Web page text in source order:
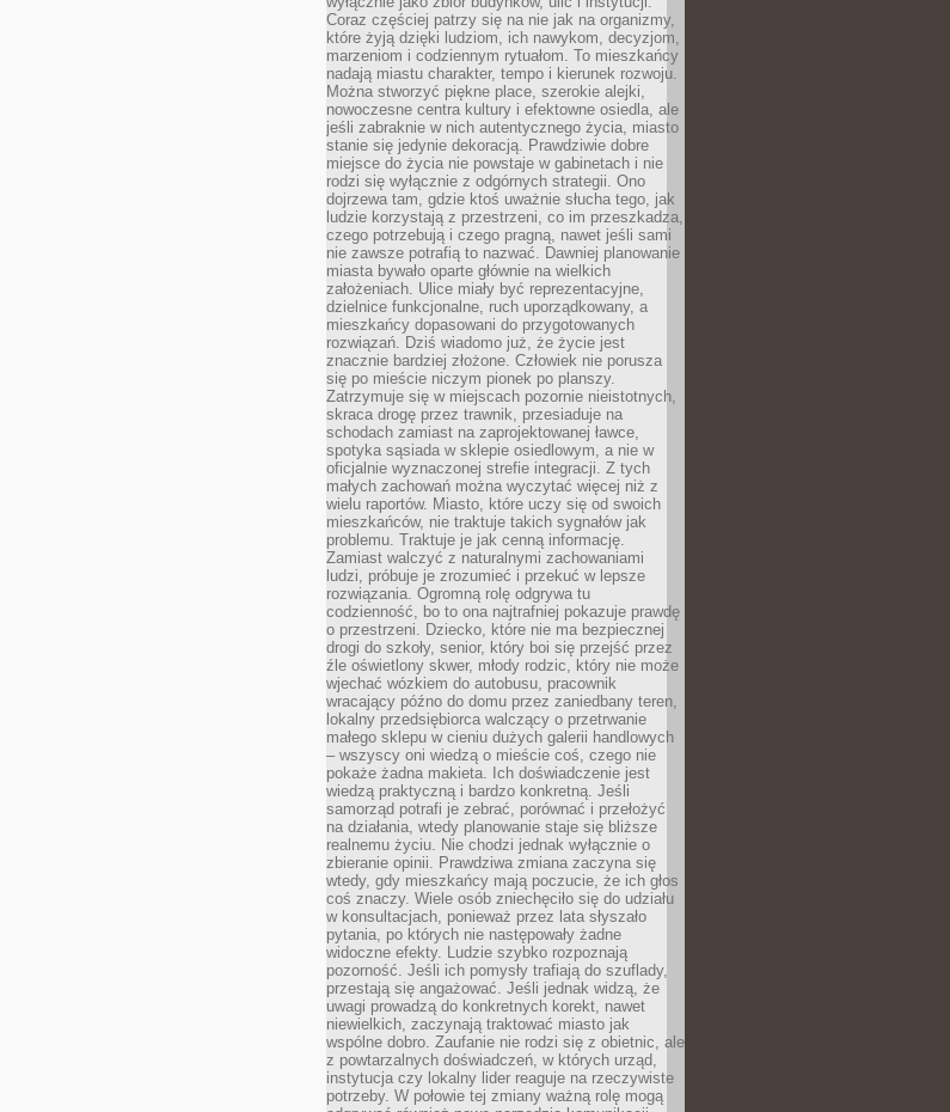
Coraz częściej patrzy się na nie jak na organizmy,
które żyją dzięki ludziom, ich nawykom, decyzjom,
marzeniom i codziennym rytuałom. To mieszkańcy
nadają miastu charakter, tempo i kierunek rozwoju.
Można stworzyć piękne place, szerokie alejki,
nowoczesne centra kultury i efektowne osiedla, ale
jeśli zabraknie w nich autentycznego życia, miasto
stanie się jedynie dekoracją. Prawdziwie dobre
miejsce do życia nie powstaje w gabinetach i nie
rodzi się wyłącznie z odgórnych strategii. Ono
dojrzewa tam, gdzie ktoś uważnie słucha tego, jak
ludzie korzystają z przestrzeni, co im przeszkadza,
czego potrzebują i czego pragną, nawet jeśli sami
nie zawsze potrafią to nazwać. Dawniej planowanie
miasta bywało oparte głównie na wielkich
założeniach. Ulice miały być reprezentacyjne,
dzielnice funkcjonalne, ruch uporządkowany, a
mieszkańcy dopasowani do przygotowanych
rozwiązań. Dziś wiadomo już, że życie jest
znacznie bardziej złożone. Człowiek nie porusza
się po mieście niczym pionek po planszy.
Zatrzymuje się w miejscach pozornie nieistotnych,
skraca drogę przez trawnik, przesiaduje na
schodach zamiast na zaprojektowanej ławce,
spotyka sąsiada w sklepie osiedlowym, a nie w
oficjalnie wyznaczonej strefie integracji. Z tych
małych zachowań można wyczytać więcej niż z
wielu raportów. Miasto, które uczy się od swoich
mieszkańców, nie traktuje takich sygnałów jak
problemu. Traktuje je jak cenną informację.
Zamiast walczyć z naturalnymi zachowaniami
ludzi, próbuje je zrozumieć i przekuć w lepsze
rozwiązania. Ogromną rolę odgrywa tu
codzienność, bo to ona najtrafniej pokazuje prawdę
o przestrzeni. Dziecko, które nie ma bezpiecznej
drogi do szkoły, senior, który boi się przejść przez
źle oświetlony skwer, młody rodzic, który nie może
wjechać wózkiem do autobusu, pracownik
wracający późno do domu przez zaniedbany teren,
lokalny przedsiębiorca walczący o przetrwanie
małego sklepu w cieniu dużych galerii handlowych
– wszyscy oni wiedzą o mieście coś, czego nie
pokaże żadna makieta. Ich doświadczenie jest
wiedzą praktyczną i bardzo konkretną. Jeśli
samorząd potrafi je zebrać, porównać i przełożyć
na działania, wtedy planowanie staje się bliższe
realnemu życiu. Nie chodzi jednak wyłącznie o
zbieranie opinii. Prawdziwa zmiana zaczyna się
wtedy, gdy mieszkańcy mają poczucie, że ich głos
coś znaczy. Wiele osób zniechęciło się do udziału
w konsultacjach, ponieważ przez lata słyszało
pytania, po których nie następowały żadne
widoczne efekty. Ludzie szybko rozpoznają
pozorność. Jeśli ich pomysły trafiają do szuflady,
przestają się angażować. Jeśli jednak widzą, że
uwagi prowadzą do konkretnych korekt, nawet
niewielkich, zaczynają traktować miasto jak
wspólne dobro. Zaufanie nie rodzi się z obietnic, ale
z powtarzalnych doświadczeń, w których urząd,
instytucja czy lokalny lider reaguje na rzeczywiste
potrzeby. W połowie tej zmiany ważną rolę mogą